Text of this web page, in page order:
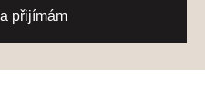
0
PragueBest
přijímám